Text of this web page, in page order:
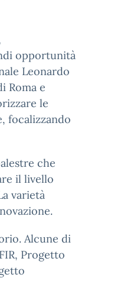
opportunità
Leonardo
Roma e
le
focalizzando
che
il livello
varietà
Alcune di
Progetto